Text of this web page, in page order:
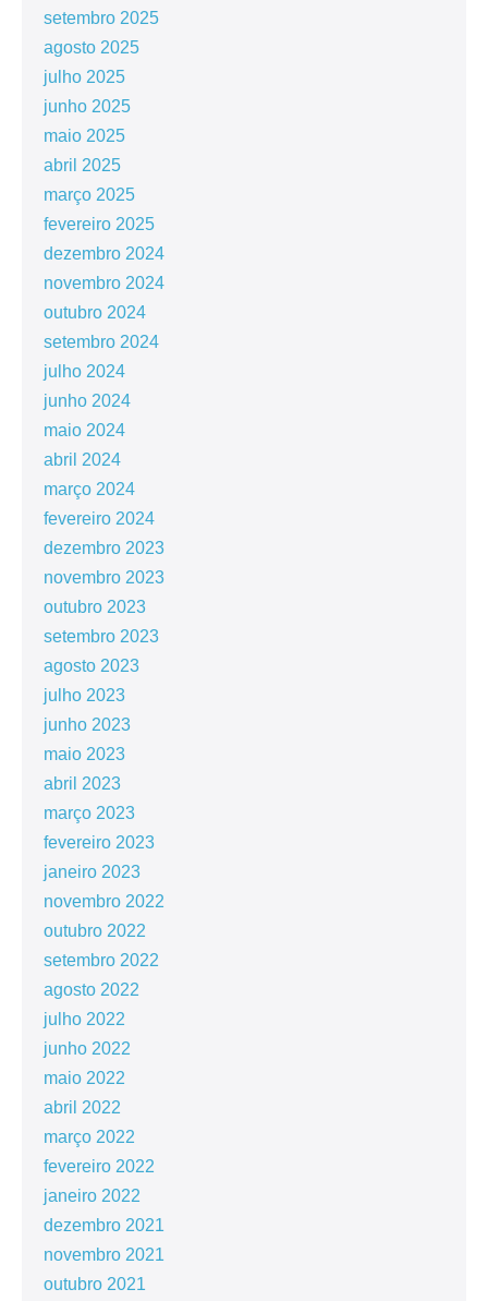
setembro 2025
agosto 2025
julho 2025
junho 2025
maio 2025
abril 2025
março 2025
fevereiro 2025
dezembro 2024
novembro 2024
outubro 2024
setembro 2024
julho 2024
junho 2024
maio 2024
abril 2024
março 2024
fevereiro 2024
dezembro 2023
novembro 2023
outubro 2023
setembro 2023
agosto 2023
julho 2023
junho 2023
maio 2023
abril 2023
março 2023
fevereiro 2023
janeiro 2023
novembro 2022
outubro 2022
setembro 2022
agosto 2022
julho 2022
junho 2022
maio 2022
abril 2022
março 2022
fevereiro 2022
janeiro 2022
dezembro 2021
novembro 2021
outubro 2021